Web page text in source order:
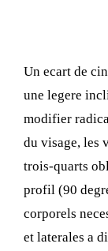
Un ecart de
une legere
modifier
du visage, les
trois-quarts
profil (90
corporels
et laterales a